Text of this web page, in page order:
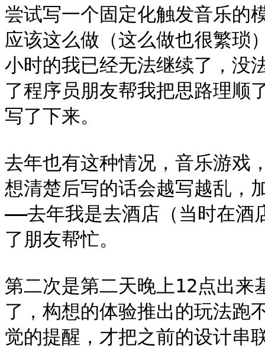
尝试写一个固定化触发音乐
应该这么做（这么做也很繁琐
小时的我已经无法继续了，
了程序员朋友帮我把思路理顺
写了下来。
去年也有这种情况，音乐游戏
想清楚后写的话会越写越乱，
——去年我是去酒店（当时在酒
了朋友帮忙。
第二次是第二天晚上12点出来
了，构想的体验推出的玩法
觉的提醒，才把之前的设计串